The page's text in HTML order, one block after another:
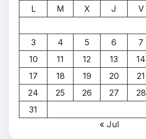
L
M X J V
3
4 5 6 7
10
11 12 13 14
17
18 19 20 21
24
25 26 27 28
31
« Jul